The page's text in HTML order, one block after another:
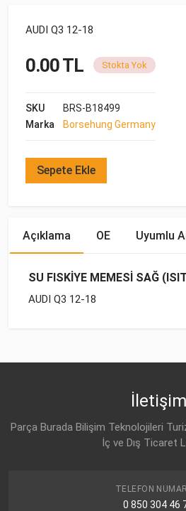
AUDI Q3 12-18
0.00 TL Stokta Yok
SKU
BRS-B18499
Marka
Borsehung Germany
Sepete Ekle
Açıklama OE Uyumlu
SU FISKİYE MEMESİ SAĞ
AUDI Q3 12-18
İletişim
Parça Burada Bilişim Teknolojileri
İç ve Dış Ticaret
TELEFON
0 850 304 46